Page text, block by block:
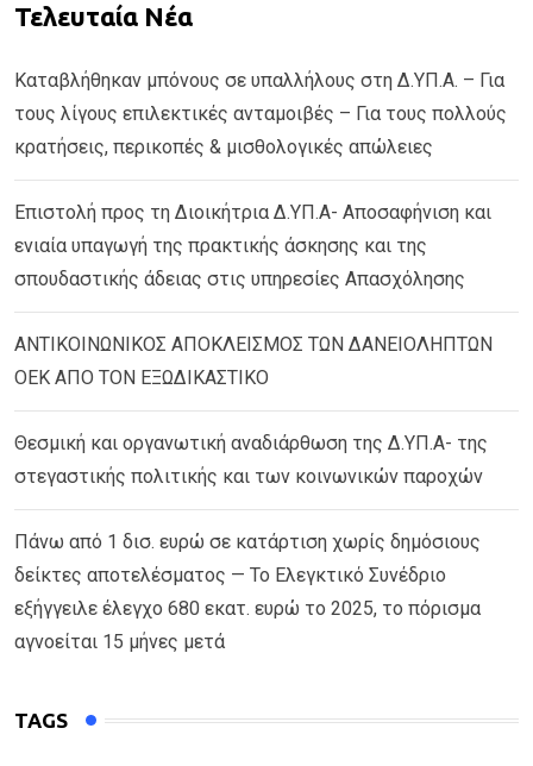
Τελευταία Νέα
Καταβλήθηκαν μπόνους σε υπαλλήλους στη Δ.ΥΠ.Α. – Για
τους λίγους επιλεκτικές ανταμοιβές – Για τους πολλούς
κρατήσεις, περικοπές & μισθολογικές απώλειες
Επιστολή προς τη Διοικήτρια Δ.ΥΠ.Α- Αποσαφήνιση και
ενιαία υπαγωγή της πρακτικής άσκησης και της
σπουδαστικής άδειας στις υπηρεσίες Απασχόλησης
ΑΝΤΙΚΟΙΝΩΝΙΚΟΣ ΑΠΟΚΛΕΙΣΜΟΣ ΤΩΝ ΔΑΝΕΙΟΛΗΠΤΩΝ
ΟΕΚ ΑΠΟ ΤΟΝ ΕΞΩΔΙΚΑΣΤΙΚΟ
Θεσμική και οργανωτική αναδιάρθωση της Δ.ΥΠ.Α- της
στεγαστικής πολιτικής και των κοινωνικών παροχών
Πάνω από 1 δισ. ευρώ σε κατάρτιση χωρίς δημόσιους
δείκτες αποτελέσματος — Το Ελεγκτικό Συνέδριο
εξήγγειλε έλεγχο 680 εκατ. ευρώ το 2025, το πόρισμα
αγνοείται 15 μήνες μετά
TAGS